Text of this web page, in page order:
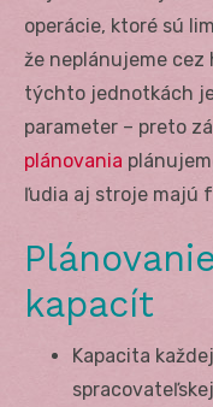
operácie, ktoré sú
že neplánujeme cez
týchto jednotkách
parameter – preto
plánovania
ľudia aj stroje majú
kapacít
Kapacita